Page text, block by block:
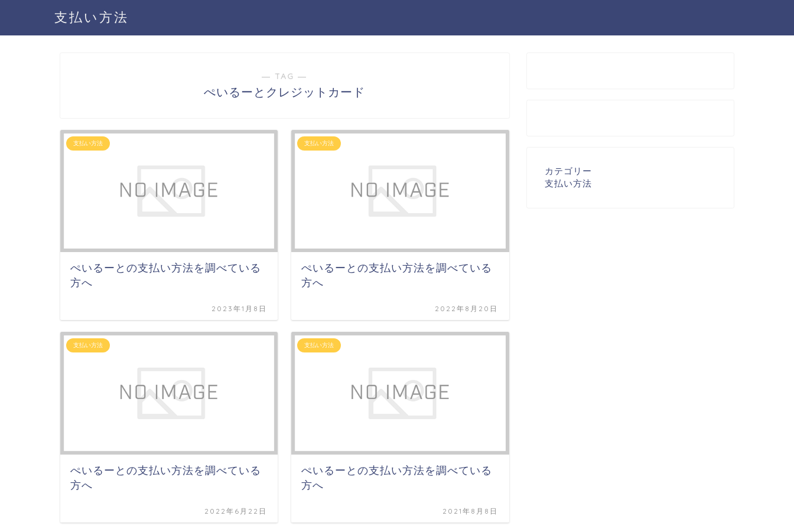
支払い方法
― TAG ―
ぺいるーとクレジットカード
支払い方法
ぺいるーとの支払い方法を調べている
方へ
2023年1月8日
支払い方法
ぺいるーとの支払い方法を調べている
方へ
2022年8月20日
支払い方法
ぺいるーとの支払い方法を調べている
方へ
2022年6月22日
支払い方法
ぺいるーとの支払い方法を調べている
方へ
2021年8月8日
カテゴリー
支払い方法